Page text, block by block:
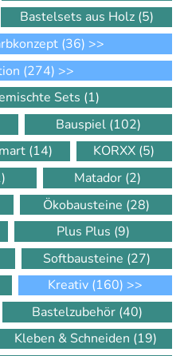
Bastelsets aus Holz (5)
(36) >>
(274) >>
Sets (1)
Bauspiel (102)
(14) KORXX (5)
Matador (2)
Ökobausteine (28)
Plus Plus (9)
Softbausteine (27)
Kreativ (160) >>
Bastelzubehör (40)
Kleben & Schneiden (19)